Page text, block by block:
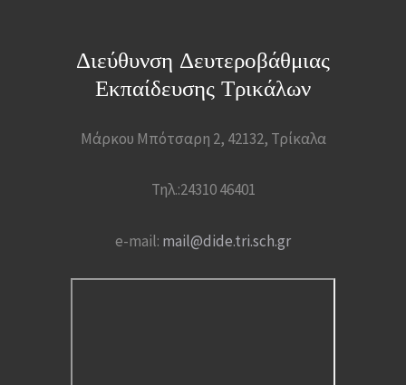
Διεύθυνση Δευτεροβάθμιας
Εκπαίδευσης Τρικάλων
Μάρκου Μπότσαρη 2, 42132, Τρίκαλα
Τηλ.:24310 46401
e-mail: mail@dide.tri.sch.gr